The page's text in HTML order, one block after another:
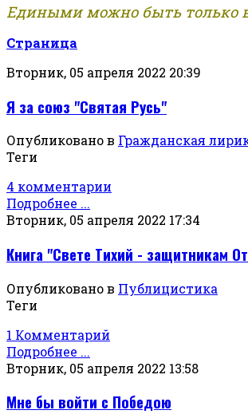
Едиными можно быть только
Страница
Вторник, 05 апреля 2022 20:39
Я за союз "Святая Русь"
Опубликовано в Гражданская
Теги
4 комментарии
Подробнее ...
Вторник, 05 апреля 2022 17:34
Книга "Свете Тихий - защитникам
Опубликовано в Публицистика
Теги
1 Комментарий
Подробнее ...
Вторник, 05 апреля 2022 13:58
Мне бы войти с Победою